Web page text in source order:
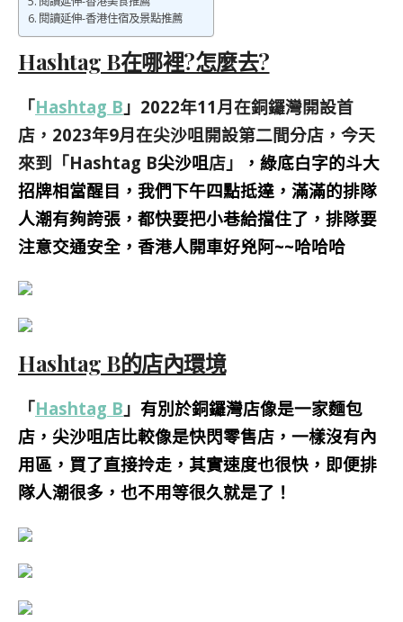
閱讀延伸-香港住宿及景點推薦
Hashtag B在哪裡?怎麼去?
「Hashtag B 」2022年11月在銅鑼灣開設首
店，2023年9月在尖沙咀開設第二間分店，今天
來到「Hashtag B尖沙咀店」
，綠底白字的斗大
招牌相當醒目，我們下午四點抵達，滿滿的排隊
人潮有夠誇張，都快要把小巷給擋住了，排隊要
注意交通安全，香港人開車好兇阿~~哈哈哈
Hashtag B的店內環境
「Hashtag B 」 有別於銅鑼灣店像是一家麵包
店，尖沙咀店比較像是快閃零售店，一樣沒有內
用區，買了直接拎走，其實速度也很快，即便排
隊人潮很多，也不用等很久就是了！